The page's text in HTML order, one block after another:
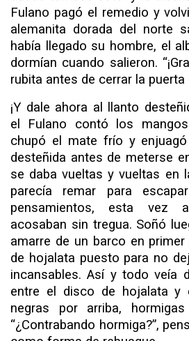
Fulano pagó el remedio y
alemanita dorada del norte
había llegado su hombre, el
dormían cuando salieron.
rubita antes de cerrar la puerta
¡Y dale ahora al llanto
el Fu­lano contó los
chupó el mate frío y
desteñida antes de meterse
se daba vueltas y vueltas en
parecía remar para
pensamientos, esta vez
acosaban sin tregua. Soñó
amarre de un barco en
de hojalata puesto para no
incansables. Así y todo veía
entre el disco de hojalata y
negras por arriba,
“¿Contrabando hormiga?”,